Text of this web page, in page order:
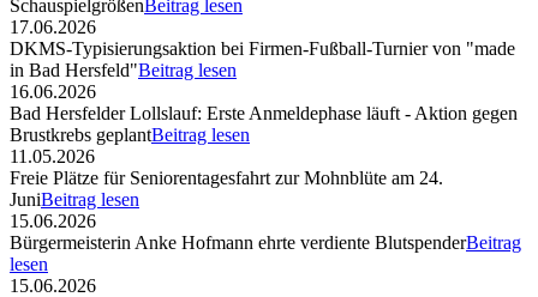
SchauspielgrößenBeitrag lesen
17.06.2026
DKMS-Typisierungsaktion bei Firmen-Fußball-Turnier von "made
in Bad Hersfeld"Beitrag lesen
16.06.2026
Bad Hersfelder Lollslauf: Erste Anmeldephase läuft - Aktion gegen
Brustkrebs geplantBeitrag lesen
11.05.2026
Freie Plätze für Seniorentagesfahrt zur Mohnblüte am 24.
JuniBeitrag lesen
15.06.2026
Bürgermeisterin Anke Hofmann ehrte verdiente BlutspenderBeitrag
lesen
15.06.2026